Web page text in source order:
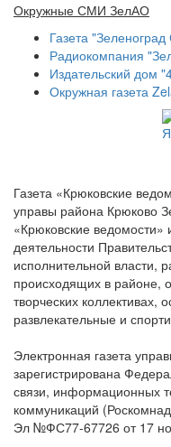
Окружные СМИ ЗелАО
Газета
Радиокомпания
Издательский дом
Окружная газета
Газета «Крюковские
управы района Крюково
«Крюковские
деятельности
исполнительной власти,
происходящих в районе,
творческих коллективах,
развлекательные и
Электронная газета
зарегистрирована
связи, информационных
коммуникаций
Эл №ФС77-67726 от 17